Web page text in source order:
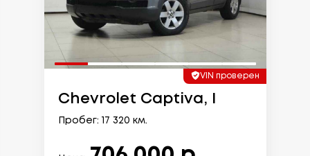
VIN проверен
Chevrolet Captiva, I
Пробег: 17 320 км.